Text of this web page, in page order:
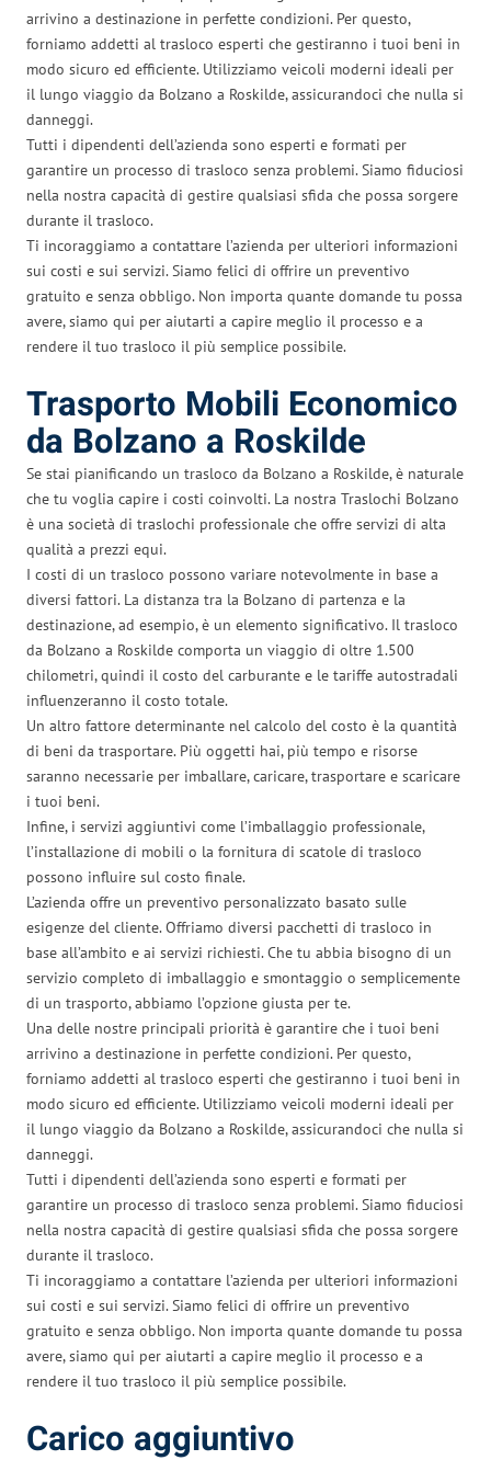
arrivino a destinazione in perfette condizioni. Per questo,
forniamo addetti al trasloco esperti che gestiranno i tuoi beni in
modo sicuro ed efficiente. Utilizziamo veicoli moderni ideali per
il lungo viaggio da Bolzano a Roskilde, assicurandoci che nulla si
danneggi.
Tutti i dipendenti dell’azienda sono esperti e formati per
garantire un processo di trasloco senza problemi. Siamo fiduciosi
nella nostra capacità di gestire qualsiasi sfida che possa sorgere
durante il trasloco.
Ti incoraggiamo a contattare l’azienda per ulteriori informazioni
sui costi e sui servizi. Siamo felici di offrire un preventivo
gratuito e senza obbligo. Non importa quante domande tu possa
avere, siamo qui per aiutarti a capire meglio il processo e a
rendere il tuo trasloco il più semplice possibile.
Trasporto Mobili Economico
da Bolzano a Roskilde
Se stai pianificando un trasloco da Bolzano a Roskilde, è naturale
che tu voglia capire i costi coinvolti. La nostra Traslochi Bolzano
è una società di traslochi professionale che offre servizi di alta
qualità a prezzi equi.
I costi di un trasloco possono variare notevolmente in base a
diversi fattori. La distanza tra la Bolzano di partenza e la
destinazione, ad esempio, è un elemento significativo. Il trasloco
da Bolzano a Roskilde comporta un viaggio di oltre 1.500
chilometri, quindi il costo del carburante e le tariffe autostradali
influenzeranno il costo totale.
Un altro fattore determinante nel calcolo del costo è la quantità
di beni da trasportare. Più oggetti hai, più tempo e risorse
saranno necessarie per imballare, caricare, trasportare e scaricare
i tuoi beni.
Infine, i servizi aggiuntivi come l’imballaggio professionale,
l’installazione di mobili o la fornitura di scatole di trasloco
possono influire sul costo finale.
L’azienda offre un preventivo personalizzato basato sulle
esigenze del cliente. Offriamo diversi pacchetti di trasloco in
base all’ambito e ai servizi richiesti. Che tu abbia bisogno di un
servizio completo di imballaggio e smontaggio o semplicemente
di un trasporto, abbiamo l’opzione giusta per te.
Una delle nostre principali priorità è garantire che i tuoi beni
arrivino a destinazione in perfette condizioni. Per questo,
forniamo addetti al trasloco esperti che gestiranno i tuoi beni in
modo sicuro ed efficiente. Utilizziamo veicoli moderni ideali per
il lungo viaggio da Bolzano a Roskilde, assicurandoci che nulla si
danneggi.
Tutti i dipendenti dell’azienda sono esperti e formati per
garantire un processo di trasloco senza problemi. Siamo fiduciosi
nella nostra capacità di gestire qualsiasi sfida che possa sorgere
durante il trasloco.
Ti incoraggiamo a contattare l’azienda per ulteriori informazioni
sui costi e sui servizi. Siamo felici di offrire un preventivo
gratuito e senza obbligo. Non importa quante domande tu possa
avere, siamo qui per aiutarti a capire meglio il processo e a
rendere il tuo trasloco il più semplice possibile.
Carico aggiuntivo